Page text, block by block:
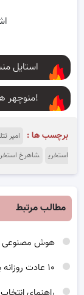
استایل
منوچهر هادی به شایعه طلاقش از یکتا ناصر پاسخ داد!
برچسب ها : امیر
استخری
شاهرخ
مطالب مرتبط
هوش مصنوعی